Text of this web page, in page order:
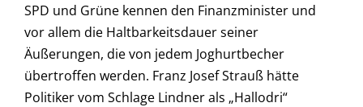
SPD und Grüne kennen den Finanzminister und
vor allem die Haltbarkeitsdauer seiner
Äußerungen, die von jedem Joghurtbecher
übertroffen werden. Franz Josef Strauß hätte
Politiker vom Schlage Lindner als „Hallodri“